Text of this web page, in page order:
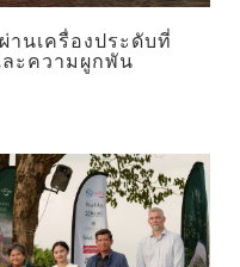
านเครื่องประดับที่
ะความผูกพัน